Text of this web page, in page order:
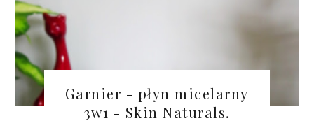
Garnier - płyn micelarny
3w1 - Skin Naturals.